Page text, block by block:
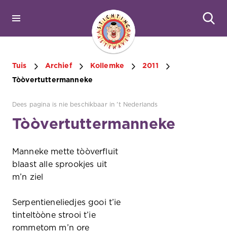
Tuis Archief Kollemke
2011
Tòòvertuttermanneke
Dees pagina is nie beschikbaar in 't Nederlands
Tòòvertuttermanneke
Manneke mette tòòverfluit
blaast alle sprookjes uit
m’n ziel
Serpentieneliedjes gooi t’ie
tinteltòòne strooi t’ie
rommetom m’n ore